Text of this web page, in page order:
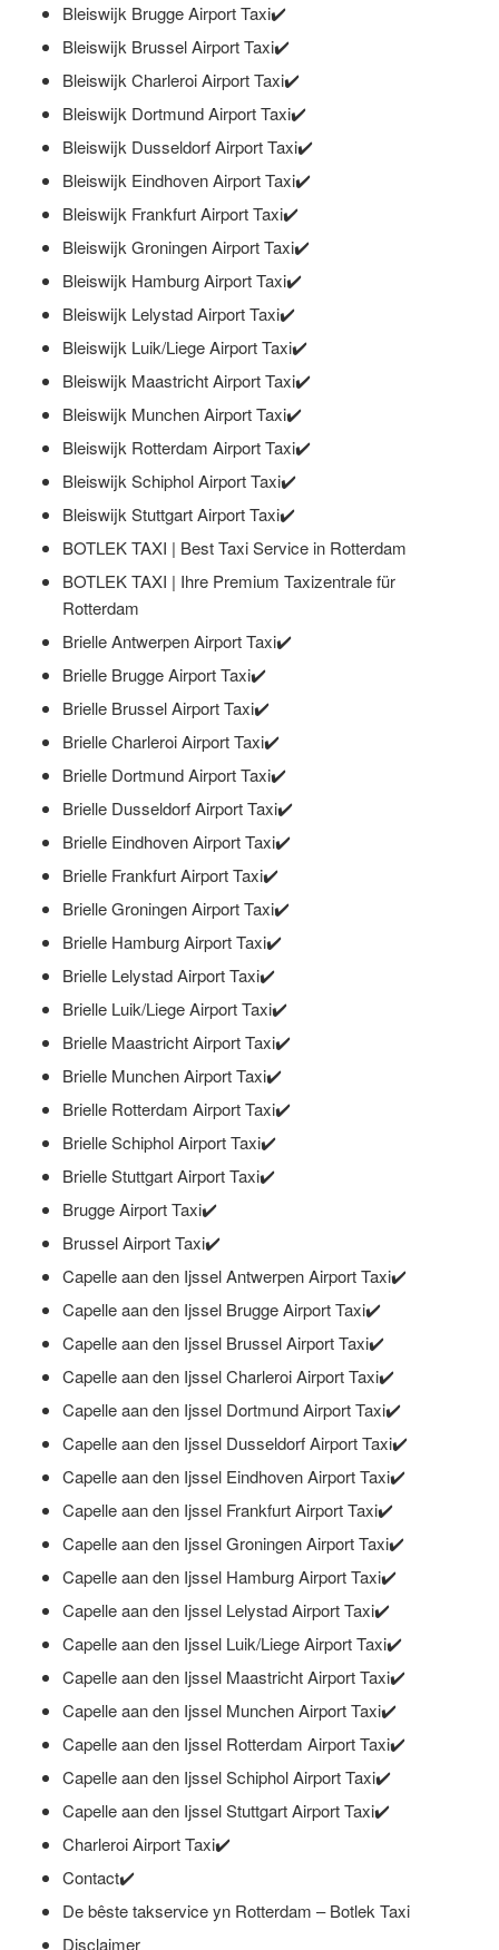
Bleiswijk Brugge Airport Taxi✔️
Bleiswijk Brussel Airport Taxi✔️
Bleiswijk Charleroi Airport Taxi✔️
Bleiswijk Dortmund Airport Taxi✔️
Bleiswijk Dusseldorf Airport Taxi✔️
Bleiswijk Eindhoven Airport Taxi✔️
Bleiswijk Frankfurt Airport Taxi✔️
Bleiswijk Groningen Airport Taxi✔️
Bleiswijk Hamburg Airport Taxi✔️
Bleiswijk Lelystad Airport Taxi✔️
Bleiswijk Luik/Liege Airport Taxi✔️
Bleiswijk Maastricht Airport Taxi✔️
Bleiswijk Munchen Airport Taxi✔️
Bleiswijk Rotterdam Airport Taxi✔️
Bleiswijk Schiphol Airport Taxi✔️
Bleiswijk Stuttgart Airport Taxi✔️
BOTLEK TAXI | Best Taxi Service in Rotterdam
BOTLEK TAXI | Ihre Premium Taxizentrale für
Rotterdam
Brielle Antwerpen Airport Taxi✔️
Brielle Brugge Airport Taxi✔️
Brielle Brussel Airport Taxi✔️
Brielle Charleroi Airport Taxi✔️
Brielle Dortmund Airport Taxi✔️
Brielle Dusseldorf Airport Taxi✔️
Brielle Eindhoven Airport Taxi✔️
Brielle Frankfurt Airport Taxi✔️
Brielle Groningen Airport Taxi✔️
Brielle Hamburg Airport Taxi✔️
Brielle Lelystad Airport Taxi✔️
Brielle Luik/Liege Airport Taxi✔️
Brielle Maastricht Airport Taxi✔️
Brielle Munchen Airport Taxi✔️
Brielle Rotterdam Airport Taxi✔️
Brielle Schiphol Airport Taxi✔️
Brielle Stuttgart Airport Taxi✔️
Brugge Airport Taxi✔️
Brussel Airport Taxi✔️
Capelle aan den Ijssel Antwerpen Airport Taxi✔️
Capelle aan den Ijssel Brugge Airport Taxi✔️
Capelle aan den Ijssel Brussel Airport Taxi✔️
Capelle aan den Ijssel Charleroi Airport Taxi✔️
Capelle aan den Ijssel Dortmund Airport Taxi✔️
Capelle aan den Ijssel Dusseldorf Airport Taxi✔️
Capelle aan den Ijssel Eindhoven Airport Taxi✔️
Capelle aan den Ijssel Frankfurt Airport Taxi✔️
Capelle aan den Ijssel Groningen Airport Taxi✔️
Capelle aan den Ijssel Hamburg Airport Taxi✔️
Capelle aan den Ijssel Lelystad Airport Taxi✔️
Capelle aan den Ijssel Luik/Liege Airport Taxi✔️
Capelle aan den Ijssel Maastricht Airport Taxi✔️
Capelle aan den Ijssel Munchen Airport Taxi✔️
Capelle aan den Ijssel Rotterdam Airport Taxi✔️
Capelle aan den Ijssel Schiphol Airport Taxi✔️
Capelle aan den Ijssel Stuttgart Airport Taxi✔️
Charleroi Airport Taxi✔️
Contact✔️
De bêste takservice yn Rotterdam – Botlek Taxi
Disclaimer